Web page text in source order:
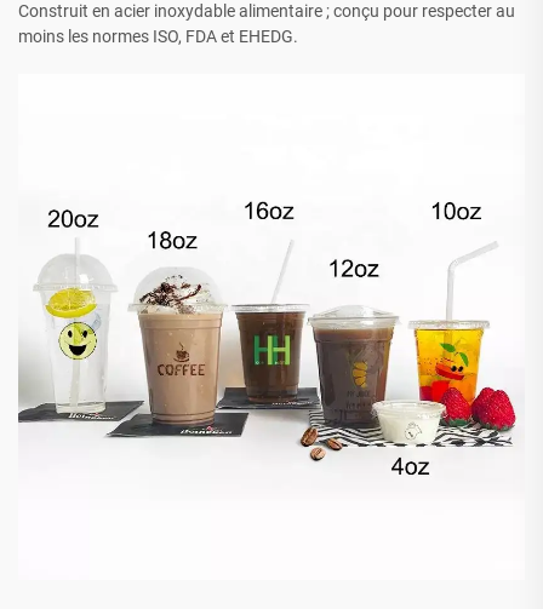
Construit en acier inoxydable alimentaire ; conçu pour respecter au
moins les normes ISO, FDA et EHEDG.